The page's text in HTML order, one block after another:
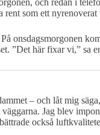
som ett
onsdagsmorgonen
”Det här fixar vi,”
– och låt mig
Jag blev
också